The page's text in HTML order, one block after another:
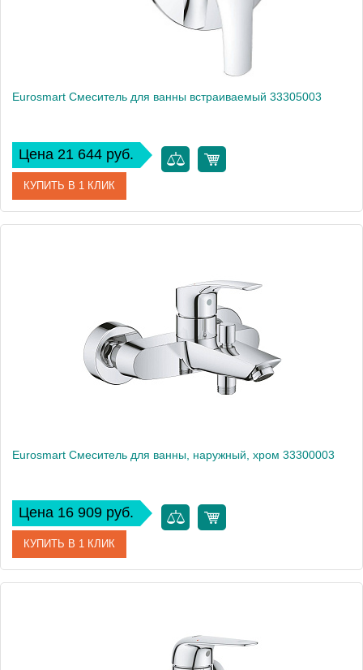
Eurosmart Смеситель для ванны встраиваемый 33305003
Цена 21 644 руб.
КУПИТЬ В 1 КЛИК
Eurosmart Смеситель для ванны, наружный, хром 33300003
Цена 16 909 руб.
КУПИТЬ В 1 КЛИК